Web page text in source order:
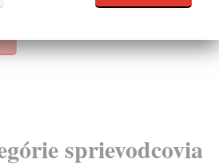
sprievodcovia